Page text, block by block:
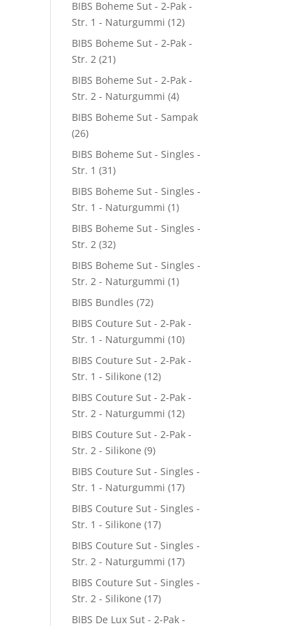
BIBS Boheme Sut - 2-Pak -
Str. 1 - Naturgummi (12)
BIBS Boheme Sut - 2-Pak -
Str. 2 (21)
BIBS Boheme Sut - 2-Pak -
Str. 2 - Naturgummi (4)
BIBS Boheme Sut - Sampak
(26)
BIBS Boheme Sut - Singles -
Str. 1 (31)
BIBS Boheme Sut - Singles -
Str. 1 - Naturgummi (1)
BIBS Boheme Sut - Singles -
Str. 2 (32)
BIBS Boheme Sut - Singles -
Str. 2 - Naturgummi (1)
BIBS Bundles (72)
BIBS Couture Sut - 2-Pak -
Str. 1 - Naturgummi (10)
BIBS Couture Sut - 2-Pak -
Str. 1 - Silikone (12)
BIBS Couture Sut - 2-Pak -
Str. 2 - Naturgummi (12)
BIBS Couture Sut - 2-Pak -
Str. 2 - Silikone (9)
BIBS Couture Sut - Singles -
Str. 1 - Naturgummi (17)
BIBS Couture Sut - Singles -
Str. 1 - Silikone (17)
BIBS Couture Sut - Singles -
Str. 2 - Naturgummi (17)
BIBS Couture Sut - Singles -
Str. 2 - Silikone (17)
BIBS De Lux Sut - 2-Pak -